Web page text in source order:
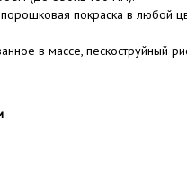
покраска в любой
в массе, пескоструйный